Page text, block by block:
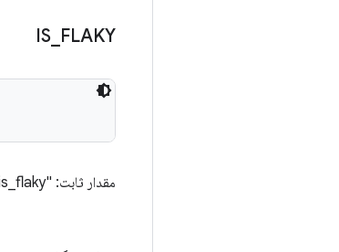
IS FLAKY
مقدار ثابت: "is_flaky"